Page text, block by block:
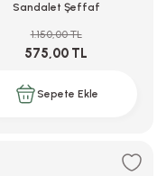
Sandalet Şeffaf
575,00 TL
1.150,00 TL
Sepete Ekle